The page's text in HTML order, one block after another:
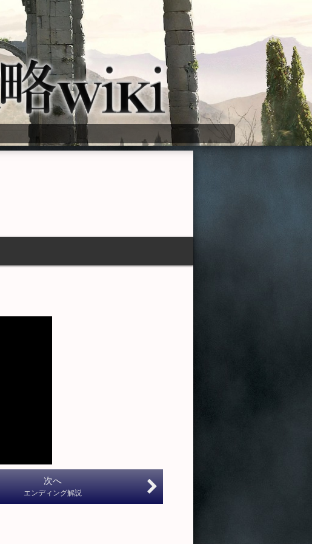
次へ
エンディング解説